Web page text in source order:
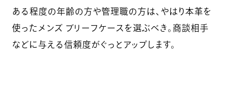
ある程度の年齢の方や管理職の方は、やはり本革を
使ったメンズ ブリーフケースを選ぶべき。商談相手
などに与える信頼度がぐっとアップします。